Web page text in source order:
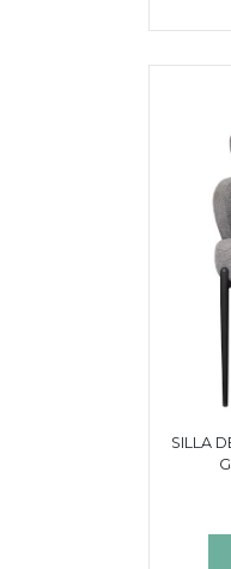
SILLA